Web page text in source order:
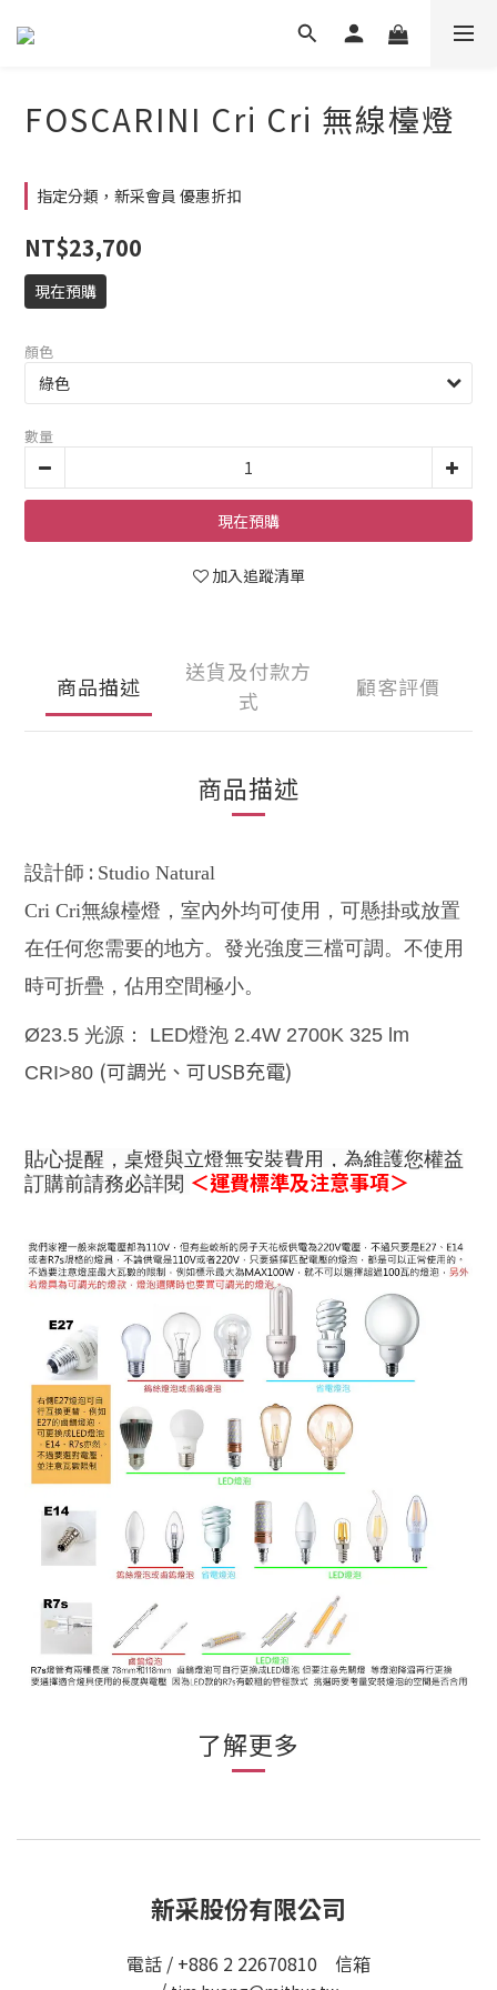
FOSCARINI Cri Cri 無線檯燈
指定分類，新采會員 優惠折扣
NT$23,700
現在預購
顏色
數量
現在預購
加入追蹤清單
商品描述
送貨及付款方
式
顧客評價
商品描述
設計師 : Studio Natural
Cri Cri無線檯燈 ， 室內外均可使用，可懸掛或放置
在任何您需要的地方。發光強度三檔可調。不使用
時可折疊，佔用空間極小。
Ø23.5 光源： LED燈泡 2.4W 2700K 325 lm
CRI>80 (可調光、可USB充電)
貼心提醒，桌燈與立燈無安裝費用，為維護您權益
訂購前請務必詳閱 ＜運費標準及注意事項＞
了解更多
新采股份有限公司
電話 / +886 2 22670810 信箱